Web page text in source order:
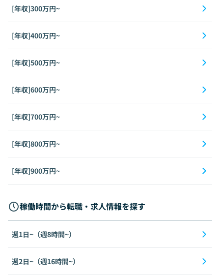
[年収]300万円~
[年収]400万円~
[年収]500万円~
[年収]600万円~
[年収]700万円~
[年収]800万円~
[年収]900万円~
稼働時間から転職・求人情報を探す
週1日~（週8時間~）
週2日~（週16時間~）